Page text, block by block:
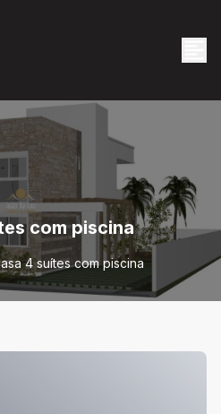
com piscina
4 suítes com piscina